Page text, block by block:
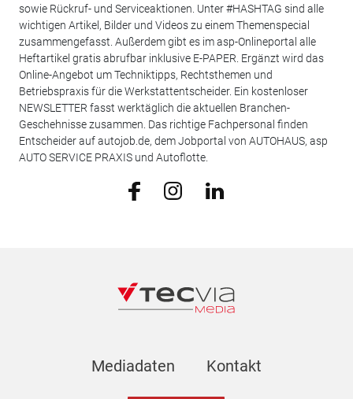
sowie Rückruf- und Serviceaktionen. Unter #HASHTAG sind alle
wichtigen Artikel, Bilder und Videos zu einem Themenspecial
zusammengefasst. Außerdem gibt es im asp-Onlineportal alle
Heftartikel gratis abrufbar inklusive E-PAPER. Ergänzt wird das
Online-Angebot um Techniktipps, Rechtsthemen und
Betriebspraxis für die Werkstattentscheider. Ein kostenloser
NEWSLETTER fasst werktäglich die aktuellen Branchen-
Geschehnisse zusammen. Das richtige Fachpersonal finden
Entscheider auf autojob.de, dem Jobportal von AUTOHAUS, asp
AUTO SERVICE PRAXIS und Autoflotte.
Mediadaten Kontakt